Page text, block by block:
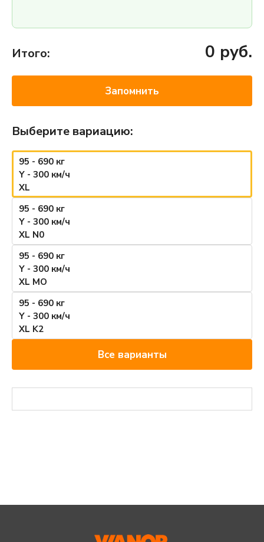
Итого: 0 руб.
Запомнить
Выберите вариацию:
95 - 690 кг
Y - 300 км/ч
XL
95 - 690 кг
Y - 300 км/ч
XL N0
95 - 690 кг
Y - 300 км/ч
XL MO
95 - 690 кг
Y - 300 км/ч
XL K2
Все варианты